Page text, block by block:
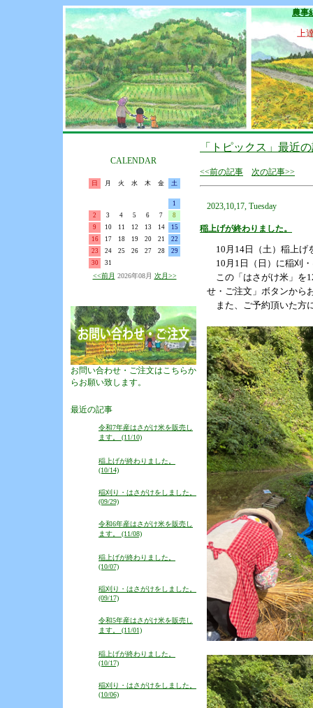
農事
上
CALENDAR
日 月 火 水 木 金 土
1
2
3 4 5 6 7
8
9
10 11 12 13 14
15
16
17 18 19 20 21
22
23
24 25 26 27 28
29
30
31
<<前月 2026年08月 次月>>
お問い合わせ・ご注文はこちらか
らお願い致します。
最近の記事
令和7年産はさがけ米を販売し
ます。 (11/10)
稲上げが終わりました。
(10/14)
稲刈り・はさがけをしました。
(09/29)
令和6年産はさがけ米を販売し
ます。 (11/08)
稲上げが終わりました。
(10/07)
稲刈り・はさがけをしました。
(09/17)
令和5年産はさがけ米を販売し
ます。 (11/01)
稲上げが終わりました。
(10/17)
稲刈り・はさがけをしました。
(10/06)
「トピックス」最近
<<前の記事 次の記事>>
2023,10,17, Tuesday
稲上げが終わりました。
10月14日（土）稲上げ
10月1日（日）に稲刈
この「はさがけ米」を
せ・ご注文」ボタンから
また、ご予約頂いた方